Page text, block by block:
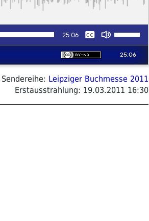
Sendereihe: Leipziger Buchmesse 2011
Erstausstrahlung: 19.03.2011 16:30